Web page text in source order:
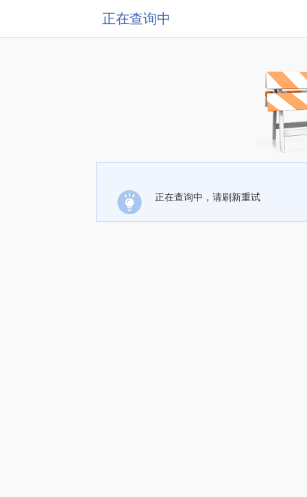
正在查询中
正在查询中，请刷新重试